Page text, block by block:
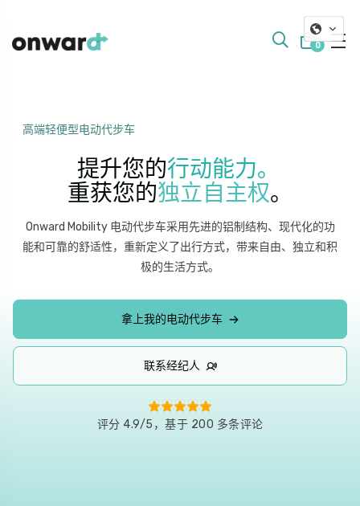
0
高端轻便型电动代步车
提升您的行动能力。
重获您的独立自主权。
Onward Mobility 电动代步车采用先进的铝制结构、现代化的功
能和可靠的舒适性，重新定义了出行方式，带来自由、独立和积
极的生活方式。
拿上我的电动代步车
联系经纪人
评分 4.9/5，基于 200 多条评论